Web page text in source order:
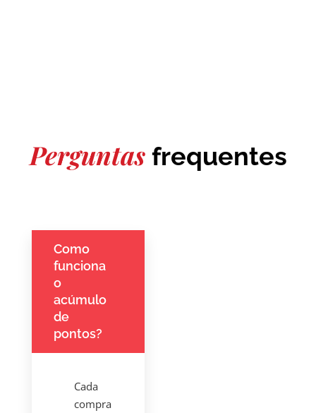
Perguntasfrequentes
Como
funciona
o
acúmulo
de
pontos?
Cada
compra